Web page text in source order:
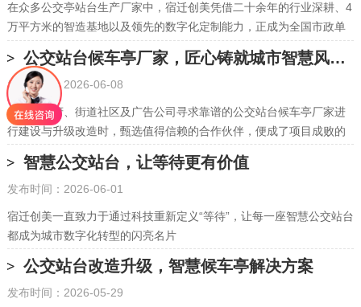
在众多公交亭站台生产厂家中，宿迁创美凭借二十余年的行业深耕、4
万平方米的智造基地以及领先的数字化定制能力，正成为全国市政单
位与交通运营企业值得信赖的合作伙伴
公交站台候车亭厂家，匠心铸就城市智慧风景线
发布时间：2026-06-08
当各地政府、街道社区及广告公司寻求靠谱的公交站台候车亭厂家进
行建设与升级改造时，甄选值得信赖的合作伙伴，便成了项目成败的
智慧公交站台，让等待更有价值
发布时间：2026-06-01
宿迁创美一直致力于通过科技重新定义“等待”，让每一座智慧公交站台
都成为城市数字化转型的闪亮名片
公交站台改造升级，智慧候车亭解决方案
发布时间：2026-05-29